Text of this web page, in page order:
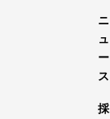
ニ
ュ
ー
ス
採